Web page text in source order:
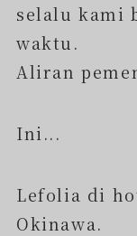
selalu kami
waktu.
Aliran
Ini...
Lefolia di
Okinawa.